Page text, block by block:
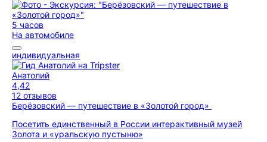
5 часов
На автомобиле
индивидуальная
Анатолий
4,42
12 отзывов
Берёзовский — путешествие в «Золотой город»
Посетить единственный в России интерактивный музей
Золота и «уральскую пустыню»